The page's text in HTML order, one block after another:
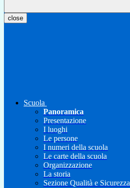
close
Scuola
Panoramica
Presentazione
I luoghi
Le persone
I numeri della scuola
Le carte della scuola
Organizzazione
La storia
Sezione Qualità e Sicurezza